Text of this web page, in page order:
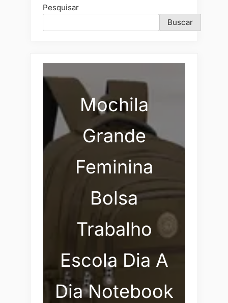
Pesquisar
Buscar
Mochila
Grande
Feminina
Bolsa
Trabalho
Escola Dia A
Dia Notebook